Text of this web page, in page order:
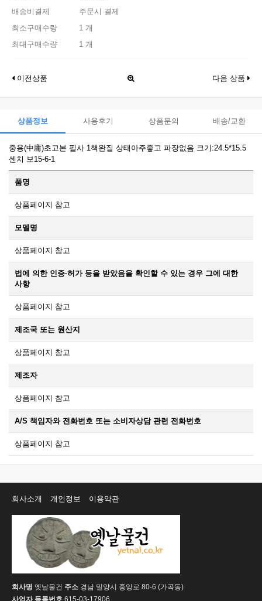
배송비결제
주문시 결제
최소구매수량
1 개
최대구매수량
1 개
이전상품 다음 상품
상품정보 사용후기 상품문의 배송/교환
중용(中庸)초고본 필사 1책완질 상태아주좋고 파장없음 크기:24.5*15.5
센치 보15-6-1
품명
상품페이지 참고
모델명
상품페이지 참고
법에 의한 인증·허가 등을 받았음을 확인할 수 있는 경우 그에 대한
사항
상품페이지 참고
제조국 또는 원산지
상품페이지 참고
제조자
상품페이지 참고
A/S 책임자와 전화번호 또는 소비자상담 관련 전화번호
상품페이지 참고
회사소개 개인정보 이용약관
회사명 옛날물건 주소 경남 밀양시 중앙로 80-6 (가곡동)
사업자 등록번호 615-03-17906